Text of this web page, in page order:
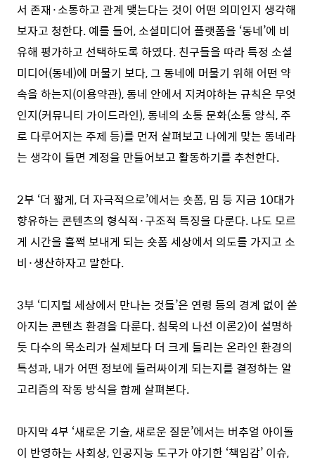
서 존재·소통하고 관계 맺는다는 것이 어떤 의미인지 생각해
보자고 청한다. 예를 들어, 소셜미디어 플랫폼을 ‘동네’에 비
유해 평가하고 선택하도록 하였다. 친구들을 따라 특정 소셜
미디어(동네)에 머물기 보다, 그 동네에 머물기 위해 어떤 약
속을 하는지(이용약관), 동네 안에서 지켜야하는 규칙은 무엇
인지(커뮤니티 가이드라인), 동네의 소통 문화(소통 양식, 주
로 다루어지는 주제 등)를 먼저 살펴보고 나에게 맞는 동네라
는 생각이 들면 계정을 만들어보고 활동하기를 추천한다.
2부 ‘더 짧게, 더 자극적으로’에서는 숏폼, 밈 등 지금 10대가
향유하는 콘텐츠의 형식적·구조적 특징을 다룬다. 나도 모르
게 시간을 훌쩍 보내게 되는 숏폼 세상에서 의도를 가지고 소
비·생산하자고 말한다.
3부 ‘디지털 세상에서 만나는 것들’은 연령 등의 경계 없이 쏟
아지는 콘텐츠 환경을 다룬다. 침묵의 나선 이론2)이 설명하
듯 다수의 목소리가 실제보다 더 크게 들리는 온라인 환경의
특성과, 내가 어떤 정보에 둘러싸이게 되는지를 결정하는 알
고리즘의 작동 방식을 함께 살펴본다.
마지막 4부 ‘새로운 기술, 새로운 질문’에서는 버추얼 아이돌
이 반영하는 사회상, 인공지능 도구가 야기한 ‘책임감’ 이슈,